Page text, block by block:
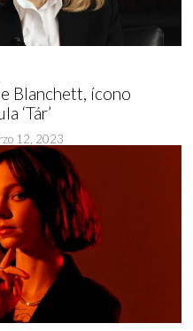
Blanchett, ícono
‘Tár’
12, 2023